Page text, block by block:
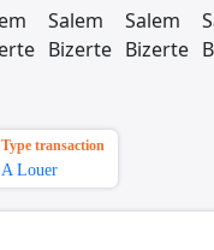
Type transaction
A Louer